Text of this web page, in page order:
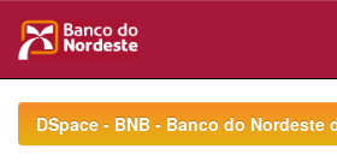
navigationDSpace - BNB - Banco do Nordeste